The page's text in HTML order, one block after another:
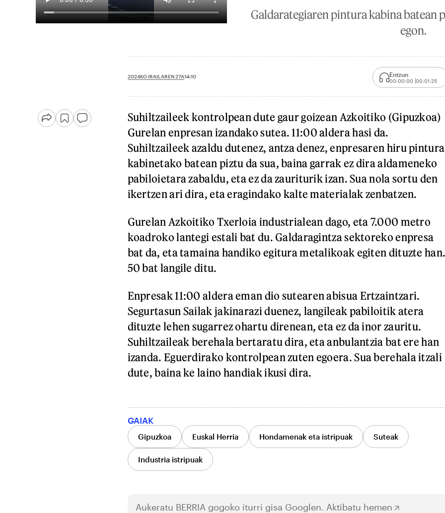
Galdarategiaren pintura kabina batean
egon.
2024KO IRAILAREN 27A14:10 Entzun
00:00:00 00:01:25
Suhiltzaileek kontrolpean dute gaur goizean Azkoitiko (Gipuzkoa)
Gurelan enpresan izandako sutea. 11:00 aldera hasi da.
Suhiltzaileek azaldu dutenez, antza denez, enpresaren hiru pintura
kabinetako batean piztu da sua, baina garrak ez dira aldameneko
pabiloietara zabaldu, eta ez da zauriturik izan. Sua nola sortu den
ikertzen ari dira, eta eragindako kalte materialak zenbatzen.
Gurelan Azkoitiko Txerloia industrialean dago, eta 7.000 metro
koadroko lantegi estali bat du. Galdaragintza sektoreko enpresa
bat da, eta tamaina handiko egitura metalikoak egiten dituzte
50 bat langile ditu.
Enpresak 11:00 aldera eman dio sutearen abisua Ertzaintzari.
Segurtasun Sailak jakinarazi duenez, langileak pabiloitik atera
dituzte lehen sugarrez ohartu direnean, eta ez da inor zauritu.
Suhiltzaileak berehala bertaratu dira, eta anbulantzia bat ere han
izanda. Eguerdirako kontrolpean zuten egoera. Sua berehala itzali
dute, baina ke laino handiak ikusi dira.
GAIAK
Gipuzkoa Euskal Herria Hondamenak eta istripuak Suteak
Industria istripuak
Aukeratu BERRIA gogoko iturri gisa Googlen. Aktibatu hemen